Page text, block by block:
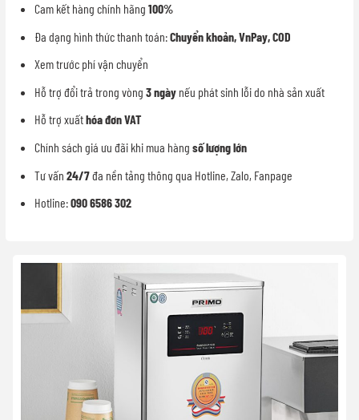
Cam kết hàng chính hãng 100%
Đa dạng hình thức thanh toán:Chuyển khoản, VnPay, COD
Xem trước phí vận chuyển
Hỗ trợ đổi trả trong vòng 3 ngày nếu phát sinh lỗi do nhà sản xuất
Hỗ trợ xuấthóa đơn VAT
Chính sách giá ưu đãi khi mua hàng số lượng lớn
Tư vấn 24/7đa nền tảng thông qua Hotline, Zalo, Fanpage
Hotline:090 6586 302